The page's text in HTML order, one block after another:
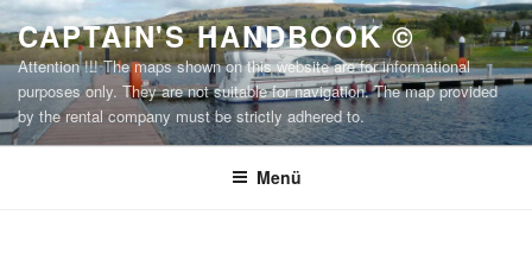
Zum
Inhalt
springen
CAPTAIN'S HANDBOOK ©
Attention !!! The maps shown on this website are for informational
purposes only. They are not suitable for navigation. The map provided
by the rental company must be strictly adhered to.
Menü